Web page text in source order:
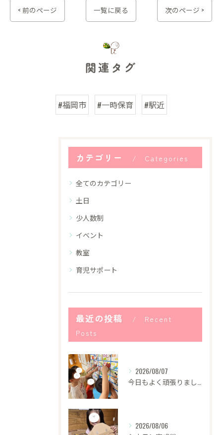
< 前のページ 一覧に戻る 次のページ >
関連タグ
#福岡市 #一時保育 #駅近
カテゴリー Categories
全てのカテゴリー
土日
少人数制
イベント
教室
育児サポート
最近の投稿
Recent
Posts
2026/08/07
2026/08/06